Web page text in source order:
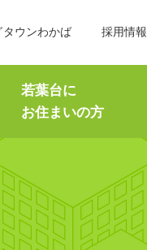
ウンわかば 採用情報
若葉台に
お住まいの方